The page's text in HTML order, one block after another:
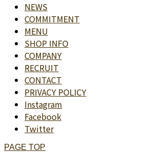
NEWS
COMMITMENT
MENU
SHOP INFO
COMPANY
RECRUIT
CONTACT
PRIVACY POLICY
Instagram
Facebook
Twitter
PAGE TOP